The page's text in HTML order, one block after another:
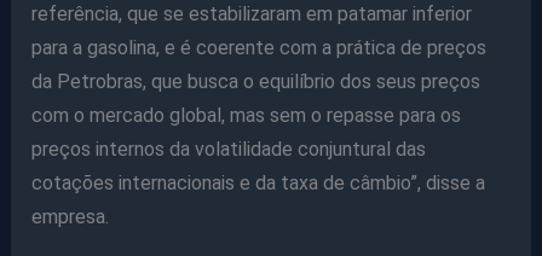
referência, que se estabilizaram em patamar inferior
para a gasolina, e é coerente com a prática de preços
da Petrobras, que busca o equilíbrio dos seus preços
com o mercado global, mas sem o repasse para os
preços internos da volatilidade conjuntural das
cotações internacionais e da taxa de câmbio”, disse a
empresa.